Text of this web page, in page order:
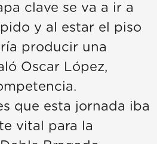
clave se va a ir a
y al estar el piso
producir una
Oscar López,
que esta jornada iba
vital para la